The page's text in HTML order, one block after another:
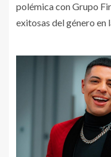
polémica con Grupo
exitosas del género en